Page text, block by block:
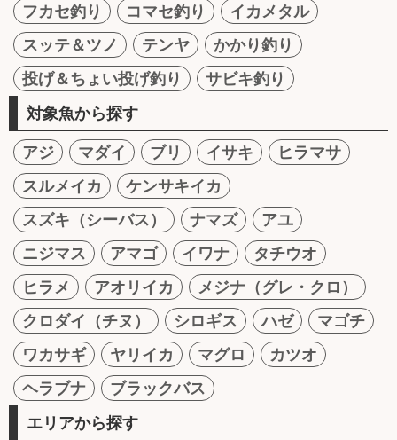
フカセ釣り
コマセ釣り
イカメタル
スッテ＆ツノ
テンヤ
かかり釣り
投げ＆ちょい投げ釣り
サビキ釣り
対象魚から探す
アジ マダイ ブリ イサキ
ヒラマサ
スルメイカ
ケンサキイカ
スズキ（シーバス）
ナマズ
アユ
ニジマス
アマゴ イワナ
タチウオ
ヒラメ
アオリイカ
メジナ（グレ・クロ）
クロダイ（チヌ）
シロギス ハゼ
マゴチ
ワカサギ
ヤリイカ マグロ
カツオ
ヘラブナ
ブラックバス
エリアから探す